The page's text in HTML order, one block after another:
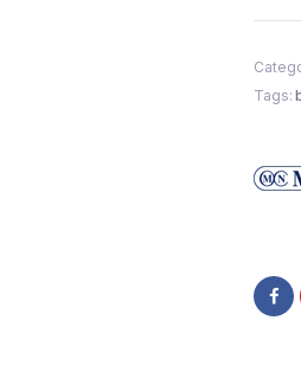
15
Tags: